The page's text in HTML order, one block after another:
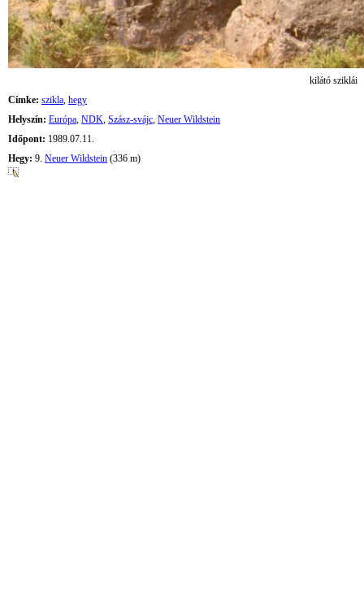
kilátó sziklái
Címke: szikla, hegy
Helyszín: Európa, NDK, Szász-svájc, Neuer Wildstein
Időpont: 1989.07.11.
Hegy: 9. Neuer Wildstein (336 m)